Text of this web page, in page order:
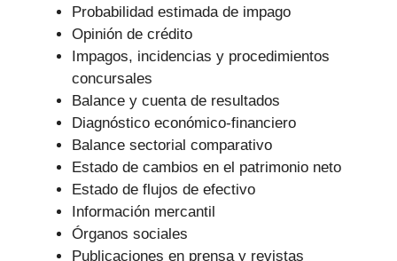
Probabilidad estimada de impago
Opinión de crédito
Impagos, incidencias y procedimientos
concursales
Balance y cuenta de resultados
Diagnóstico económico-financiero
Balance sectorial comparativo
Estado de cambios en el patrimonio neto
Estado de flujos de efectivo
Información mercantil
Órganos sociales
Publicaciones en prensa y revistas